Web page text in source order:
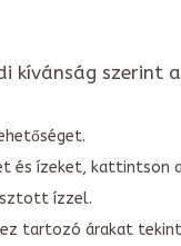
kívánság
és ízeket, kattintson
ízzel.
tartozó árakat